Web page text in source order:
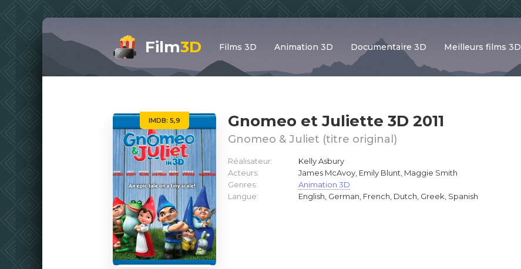
Film3D Films 3D Animation 3D Documentaire 3D Meilleurs films 3D
IMDB: 5,9 Gnomeo et Juliette 3D 2011
Gnomeo & Juliet (titre original)
Réalisateur:
Kelly Asbury
Acteurs:
James McAvoy, Emily Blunt, Maggie Smith
Genres:
Animation 3D
Langue:
English, German, French, Dutch, Greek, Spanish